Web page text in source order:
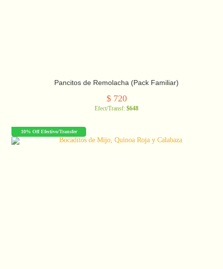
Pancitos de Remolacha (Pack Familiar)
$720
Efect/Transf: $648
10% Off Efectivo/Transfer